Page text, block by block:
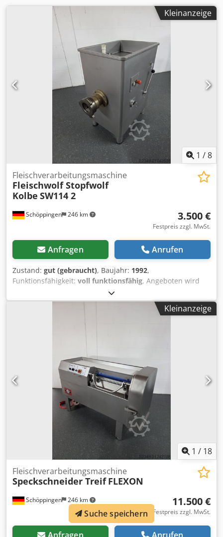
Kleinanzeige
1 /8
Schöppingen 246 km
Fleischverarbeitungsmaschine
Fleischwolf Stopfwolf
Kolbe SW114 2
3.500 €
Festpreis zzgl. MwSt.
Anfragen Anrufen
Zustand: gut (gebraucht), Baujahr: 1992,
Funktionsfähigkeit: voll funktionsfähig, Angeboten wird
ein Fleischwolf Stopfwolf Kolbe SW D-114/2. V2A.
Dwodpfxsy Dvdae Aiasa 2 Geschwindigkeiten
400v.6,5/9Kw.16A. Die Maschine ist in einem gutem
zustand sofort einsatzbereit. Weiteres auf Anfrage. Bar
oder Vorkasse! Verkauf nur an Gewerbetreibende , Keine
Kleinanzeige
1 / 18
Schöppingen 246 km
Fleischverarbeitungsmaschine
Speckschneider Treif FLEXON
11.500 €
Festpreis zzgl. MwSt.
Suche speichern